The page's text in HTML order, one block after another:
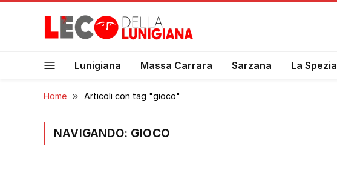
Lunigiana Massa Carrara Sarzana La Spezia
Home » Articoli con tag "gioco"
NAVIGANDO: GIOCO